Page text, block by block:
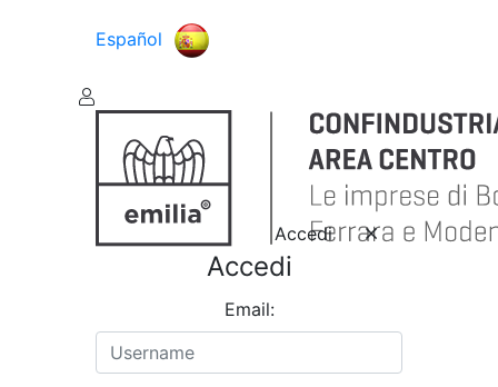
Español
Accedi
Accedi
Email: